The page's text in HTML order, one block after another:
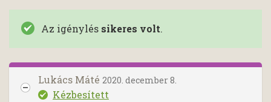
Az igénylés sikeres volt.
Lukács Máté 2020. december 8.
Kézbesített